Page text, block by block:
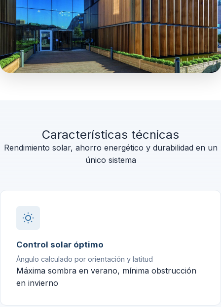
Características técnicas
Rendimiento solar, ahorro energético y durabilidad en un
único sistema
Control solar óptimo
Ángulo calculado por orientación y latitud
Máxima sombra en verano, mínima obstrucción
en invierno